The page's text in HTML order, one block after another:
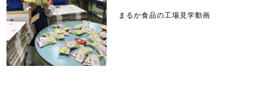
まるか食品の工場見学動画